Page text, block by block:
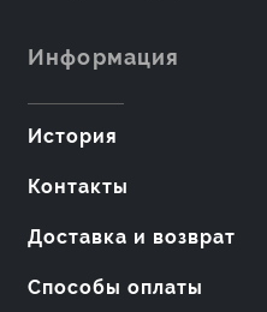
Информация
История
Контакты
Доставка и возврат
Способы оплаты